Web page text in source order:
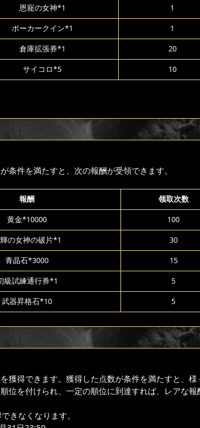
恩寵の女神*1 1
ポーカークイン*1 1
倉庫拡張券*1 20
サイコロ*5 10
条件を満たすと、次の報酬が受領できます。
報酬 领取次数
黄金*10000 100
の女神の破片*1 30
青晶石*3000 15
級試練通行券*1 5
武器昇格石*10 5
獲得できます。獲得した点数が条件を満たすと、様
位を付けられ、一定の順位に到達すれば、レアな報
きなくなります。